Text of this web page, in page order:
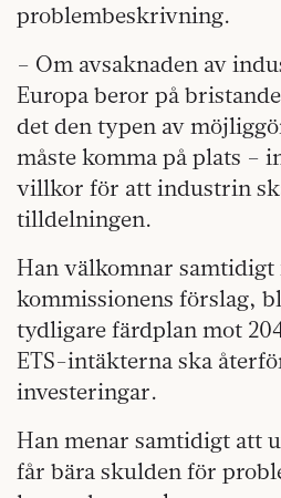
problembeskrivning.
– Om avsaknaden av
Europa beror på
det den typen av
måste komma på plats –
villkor för att industrin
tilldelningen.
Han välkomnar samtidigt
kommissionens förslag,
tydligare färdplan mot
ETS-intäkterna ska
investeringar.
Han menar samtidigt att
får bära skulden för